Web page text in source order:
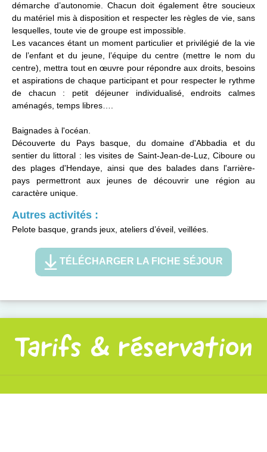
démarche d’autonomie. Chacun doit également être soucieux
du matériel mis à disposition et respecter les règles de vie, sans
lesquelles, toute vie de groupe est impossible.
Les vacances étant un moment particulier et privilégié de la vie
de l’enfant et du jeune, l’équipe du centre (mettre le nom du
centre), mettra tout en œuvre pour répondre aux droits, besoins
et aspirations de chaque participant et pour respecter le rythme
de chacun : petit déjeuner individualisé, endroits calmes
aménagés, temps libres….
Baignades à l'océan.
Découverte du Pays basque, du domaine d'Abbadia et du
sentier du littoral : les visites de Saint-Jean-de-Luz, Ciboure ou
des plages d'Hendaye, ainsi que des balades dans l'arrière-
pays permettront aux jeunes de découvrir une région au
caractère unique.
Autres activités :
Pelote basque, grands jeux, ateliers d’éveil, veillées.
TÉLÉCHARGER LA FICHE SÉJOUR
Tarifs & réservation